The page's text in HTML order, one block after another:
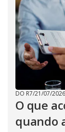
DO R7/21/07/2026
O que
quando